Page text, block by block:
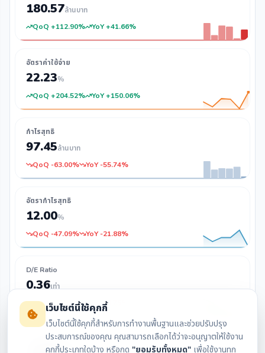
180.57ล้านบาท
QoQ +112.90%
YoY +41.66%
อัตราค่าใช้จ่าย
22.23%
QoQ +204.52%
YoY +150.06%
กำไรสุทธิ
97.45ล้านบาท
QoQ -63.00%
YoY -55.74%
อัตรากำไรสุทธิ
12.00%
QoQ -47.09%
YoY -21.88%
D/E Ratio
0.36เท่า
QoQ -12.20%
YoY -43.75%
กระแสเงินสด
เว็บไซต์นี้ใช้คุกกี้
เว็บไซต์นี้ใช้คุกกี้สำหรับการทำงานพื้นฐานและช่วยปรับปรุง
ประสบการณ์ของคุณ คุณสามารถเลือกได้ว่าจะอนุญาตให้ใช้งาน
คุกกี้ประเภทใดบ้าง หรือกด "ยอมรับทั้งหมด" เพื่อใช้งานทุก